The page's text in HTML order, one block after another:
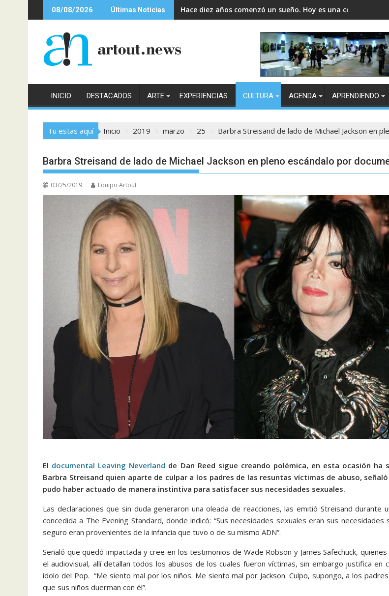
al
08/08/2026 Últimas Noticias Hace diez años comenzó un sueño. Hoy es una comunidad.
INICIO DESTACADOS ARTE EXPERIENCIAS CULTURA AGENDA APRENDIENDO
Tu estas aquí Inicio 2019 marzo 25 Barbra Streisand de lado de Michael Jackson en
Barbra Streisand de lado de Michael Jackson en pleno escándalo por
03/25/2019 Equipo Artout
El documental Leaving Neverland de Dan Reed sigue creando polémica, en esta ocasión ha
Barbra Streisand quien aparte de culpar a los padres de las resuntas víctimas de abuso, señaló
pudo haber actuado de manera instintiva para satisfacer sus necesidades sexuales.
Las declaraciones que sin duda generaron una oleada de reacciones, las emitió Streisand durante
concedida a The Evening Standard, donde indicó: “Sus necesidades sexuales eran sus necesidades
seguro eran provenientes de la infancia que tuvo o de su mismo ADN”.
Señaló que quedó impactada y cree en los testimonios de Wade Robson y James Safechuck,
el audiovisual, allí detallan todos los abusos de los cuales fueron víctimas, sin embargo justifica en
ídolo del Pop. “Me siento mal por los niños. Me siento mal por Jackson. Culpo, supongo, a los
que sus niños duerman con él”.